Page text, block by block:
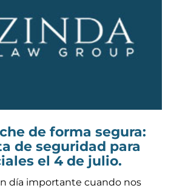
de forma segura:
de seguridad para
el 4 de julio.
día importante cuando nos